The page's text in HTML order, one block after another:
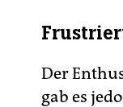
Der
gab es